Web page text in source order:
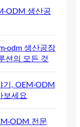
생산공
생산공장
션의 모든 것
, OEM·ODM
보세요
전문